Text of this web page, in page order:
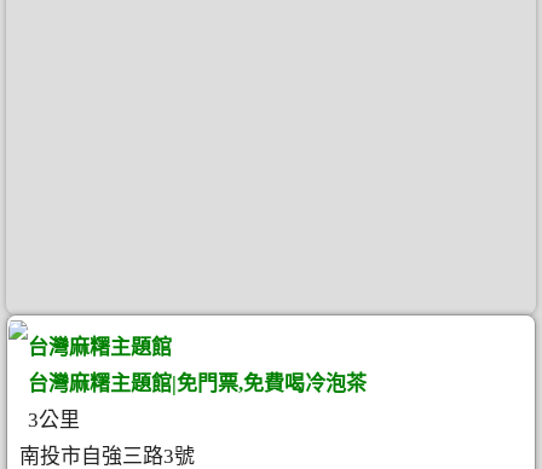
台灣麻糬主題館
台灣麻糬主題館|免門票,免費喝冷泡茶
3公里
南投市自強三路3號